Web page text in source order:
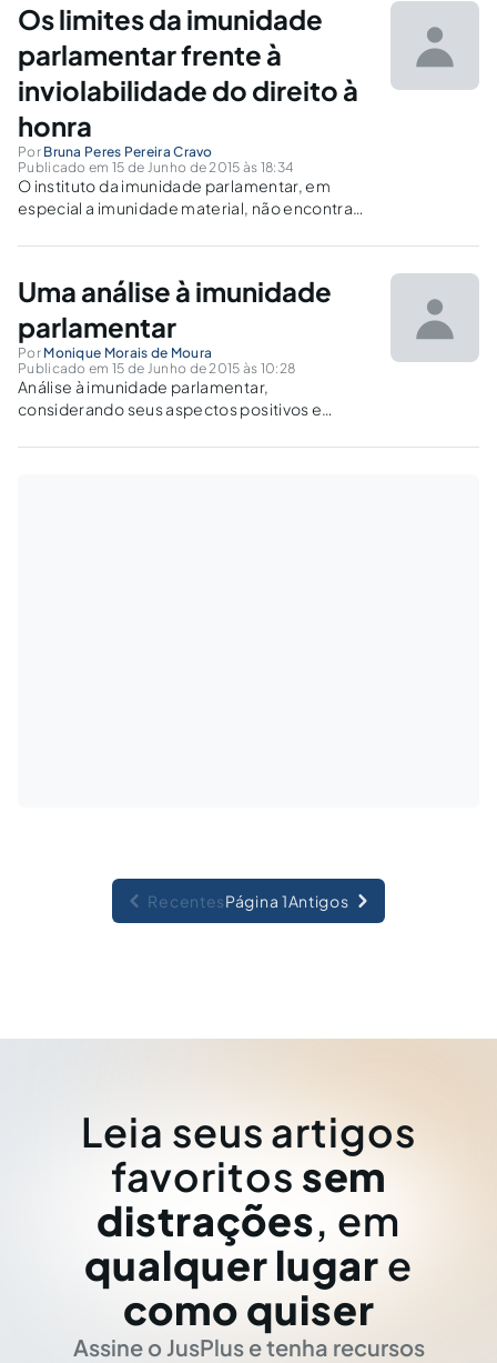
irá para a prisão.
Os limites da imunidade
parlamentar frente à
inviolabilidade do direito à
honra
Por Bruna Peres Pereira Cravo
Publicado em 15 de Junho de 2015 às 18:34
O instituto da imunidade parlamentar, em
especial a imunidade material, não encontra
Respaldados pela prerrogativa,
pessoal que em nada cingem a atividade
legislativa.
Uma análise à imunidade
parlamentar
Por Monique Morais de Moura
Publicado em 15 de Junho de 2015 às 10:28
Análise à imunidade parlamentar,
considerando seus aspectos positivos e
RecentesPágina 1Antigos
Leia seus artigos
favoritos sem
distrações, em
qualquer lugar e
como quiser
Assine o JusPlus e tenha recursos